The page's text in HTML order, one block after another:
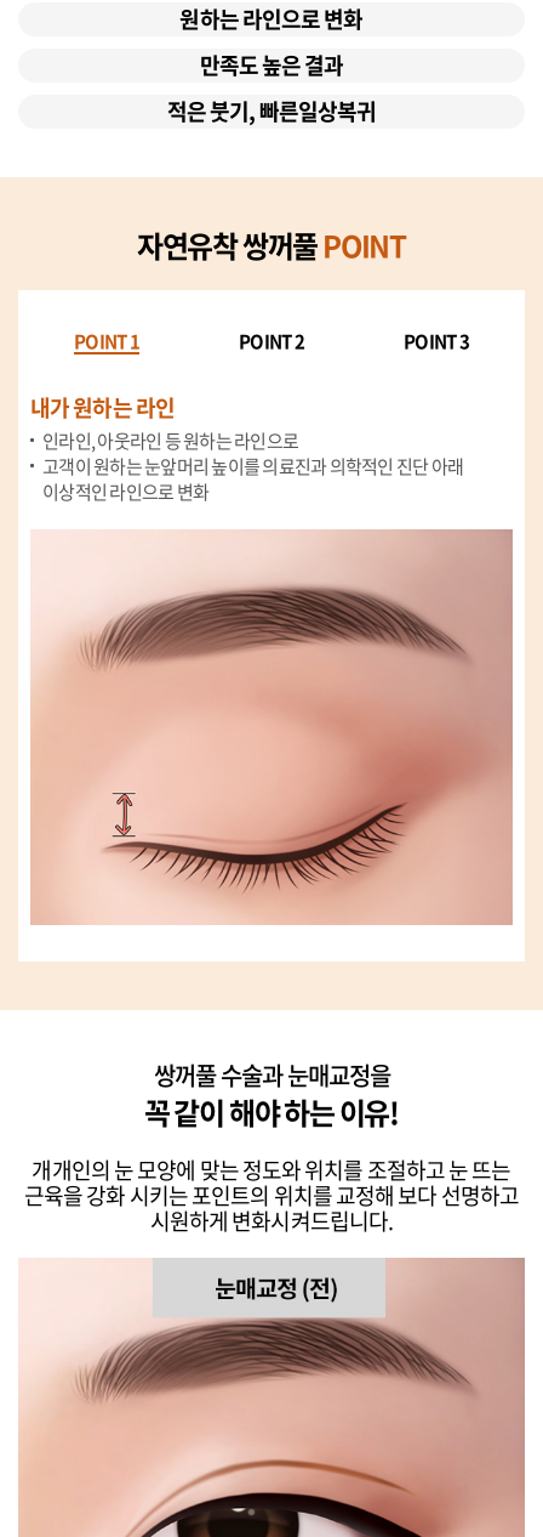
원하는 라인으로 변화
만족도 높은 결과
적은 붓기, 빠른일상복귀
자연유착 쌍꺼풀POINT
POINT 1 POINT 2 POINT 3
내가 원하는 라인
인라인, 아웃라인 등 원하는 라인으로
고객이 원하는 눈앞머리 높이를 의료진과 의학적인 진단 아래
이상적인 라인으로 변화
쌍꺼풀 수술과 눈매교정을
꼭 같이 해야 하는 이유!
개개인의 눈 모양에 맞는 정도와 위치를 조절하고 눈 뜨는
근육을 강화 시키는포인트의 위치를 교정해 보다 선명하고
시원하게 변화시켜드립니다.